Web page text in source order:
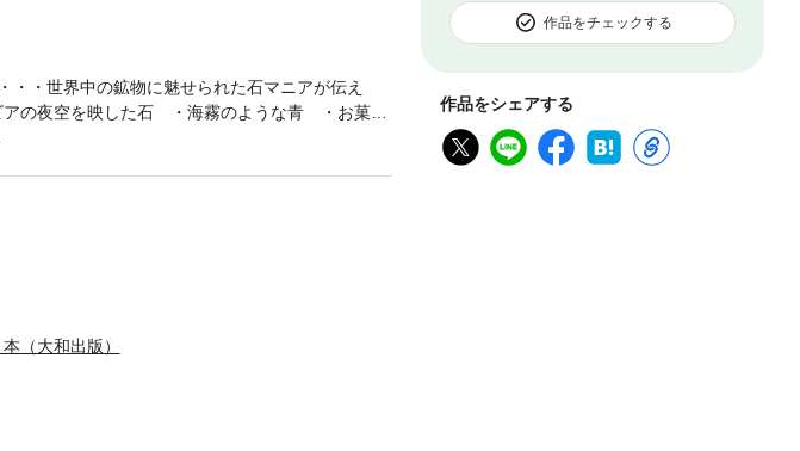
作品をチェックする
作品をシェアする
・世界中の鉱物に魅せられた石マニアが伝え
アの夜空を映した石 ・海霧のような青 ・お菓子
緑 ・光を閉じ込めたゼリー ・透明な結晶に現
鉱物を紹介 ●結晶の形から探す 鉱物たちの不思
介 さらに、蛍石の八面体割り、研磨、ワイヤ
（大和出版）